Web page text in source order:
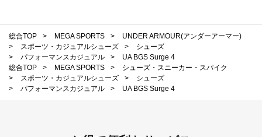
総合TOP > MEGA SPORTS >
UNDER ARMOUR(アンダーアーマー)
>
スポーツ・カジュアルシューズ >
シューズ
>
パフォーマンスカジュアル >
UA BGS Surge 4
総合TOP
> MEGA SPORTS >
シューズ・スニーカー・スパイク
>
スポーツ・カジュアルシューズ >
シューズ
>
パフォーマンスカジュアル > UA BGS Surge 4